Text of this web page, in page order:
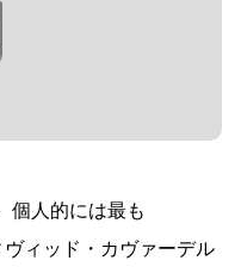
個人的には最も
ィッド・カヴァーデル